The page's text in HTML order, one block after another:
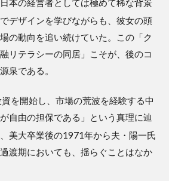
本の経営者としては極めて稀な背景
デザインを学びながらも、彼女の頭
の動向を追い続けていた。この「ク
リテラシーの同居」こそが、後のコ
泉である。
を開始し、市場の荒波を経験する中
自由の担保である」という真理に辿
美大卒業後の1971年から夫・陽一氏
渡期においても、揺らぐことはなか